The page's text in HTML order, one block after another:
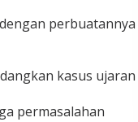
perbuatannya
kasus ujaran
permasalahan